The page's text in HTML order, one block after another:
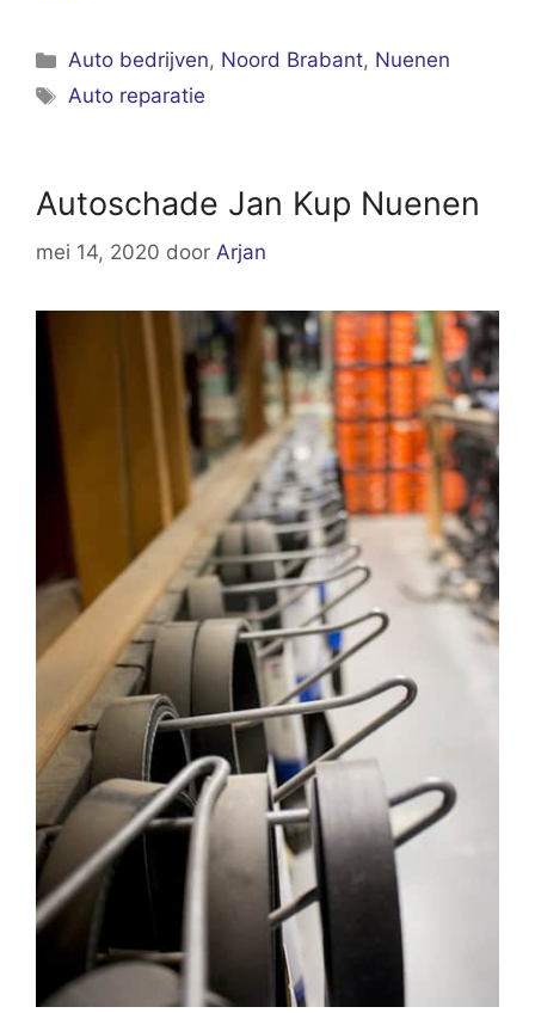
Categorieën
Auto bedrijven, Noord Brabant, Nuenen
Tags
Auto reparatie
Autoschade Jan Kup Nuenen
mei 14, 2020 door Arjan